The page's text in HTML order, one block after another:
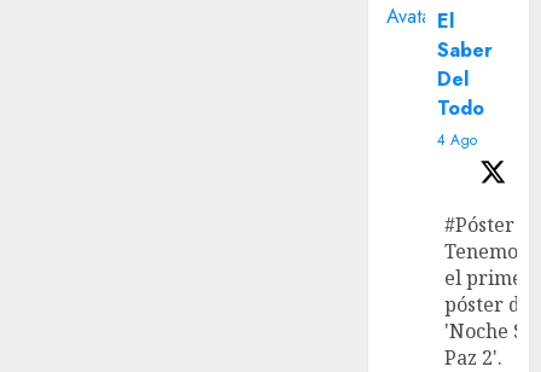
Avatar El
Saber
Del
Todo
4 Ago
#Póster
Tenemos
el primer
póster de
'Noche
Paz 2'.